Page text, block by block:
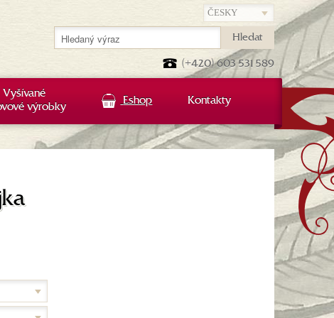
Vyšívané
výrobky
Eshop Kontakty
(+420) 603 531 589
Hledat